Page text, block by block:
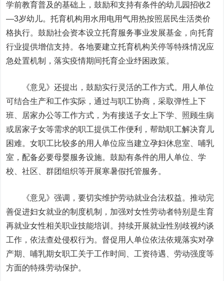
学前教育普及的基础上，鼓励和支持有条件的幼儿园招收2
—3岁幼儿。托育机构用水用电用气用热按照居民生活类价
格执行。鼓励社会资本设立托育服务事业发展基金，向托育
行业提供增信支持。各地要建立托育机构关停等特殊情况应
急处置机制，落实疫情期间托育企业纾困政策。
《意见》还提出，鼓励实行灵活的工作方式。用人单位
可结合生产和工作实际，通过与职工协商，采取弹性上下
班、居家办公等工作方式，为有接送子女上下学、照顾生病
或居家子女等需求的职工提供工作便利，帮助职工解决育儿
困难。女职工比较多的用人单位应当建立孕妇休息室、哺乳
室，配备必要母婴服务设施。鼓励有条件的用人单位、学
校、社区、群团组织等开展寒暑假托管服务。
《意见》强调，要切实维护劳动就业合法权益。推动完
善促进妇女就业的制度机制，加强对女性劳动者特别是生育
再就业女性相关职业技能培训。持续开展就业性别歧视约谈
工作，依法查处侵权行为。督促用人单位依法依规落实对孕
产期、哺乳期女职工关于工作时间、工资待遇、劳动强度等
方面的特殊劳动保护。